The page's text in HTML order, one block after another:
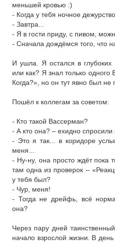
меньшей кровью :)
- Когда у тебя ночное
- Завтра...
- Я в гости приду, с пивом,
- Сначала дождёмся того, что
И ушла. Я остался в
или как? Я знал только
Когда?», но он тут явно был не
Пошёл к коллегам за советом:
- Кто такой Вассерман?
- А кто она? – ехидно
- Это я так... в коридоре
меня...
- Ну-ну, она просто ждёт пока
там одна из проверок –
у тебя был?
- Чур, меня!
- Тогда не дрейфь, всё
она?
Через пару дней
начало взрослой жизни. В